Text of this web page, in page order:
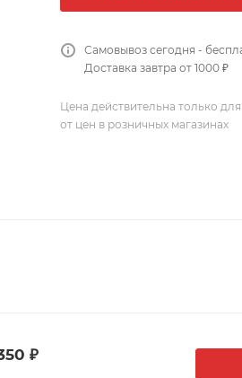
Самовывоз сегодня -
Доставка завтра от 1000 ₽
Цена действительна только
от цен в розничных магазинах
₽